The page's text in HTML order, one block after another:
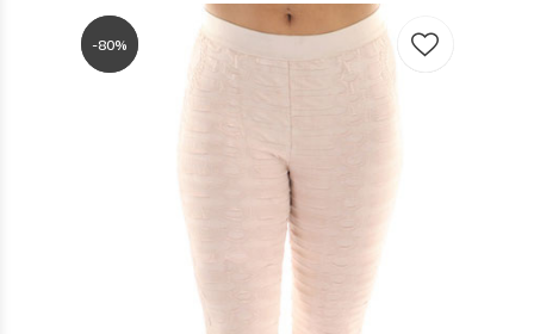
-80%
-80%